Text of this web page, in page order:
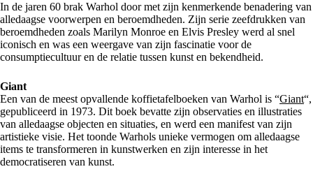
In de jaren 60 brak Warhol door met zijn kenmerkende benadering van
alledaagse voorwerpen en beroemdheden. Zijn serie zeefdrukken van
beroemdheden zoals Marilyn Monroe en Elvis Presley werd al snel
iconisch en was een weergave van zijn fascinatie voor de
consumptiecultuur en de relatie tussen kunst en bekendheid.
Giant
Een van de meest opvallende koffietafelboeken van Warhol is “Giant“,
gepubliceerd in 1973. Dit boek bevatte zijn observaties en illustraties
van alledaagse objecten en situaties, en werd een manifest van zijn
artistieke visie. Het toonde Warhols unieke vermogen om alledaagse
items te transformeren in kunstwerken en zijn interesse in het
democratiseren van kunst.